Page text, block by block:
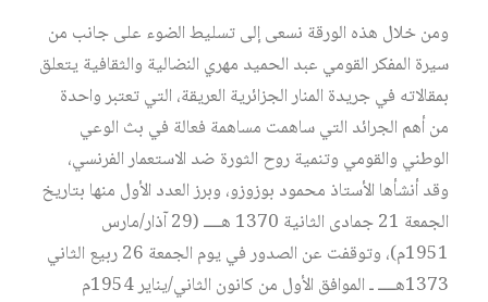
ومن خلال هذه الورقة نسعى إلى تسليط الضوء على جانب من
سيرة المفكر القومي عبد الحميد مهري النضالية والثقافية يتعلق
بمقالاته في جريدة المنار الجزائرية العريقة، التي تعتبر واحدة
من أهم الجرائد التي ساهمت مساهمة فعالة في بث الوعي
الوطني والقومي وتنمية روح الثورة ضد الاستعمار الفرنسي،
وقد أنشأها الأستاذ محمود بوزوزو، وبرز العدد الأول منها بتاريخ
الجمعة 21 جمادى الثانية 1370 هــــ (29 آذار/مارس
1951م)، وتوقفت عن الصدور في يوم الجمعة 26 ربيع الثاني
1373هــــ ـ الموافق الأول من كانون الثاني/يناير 1954م